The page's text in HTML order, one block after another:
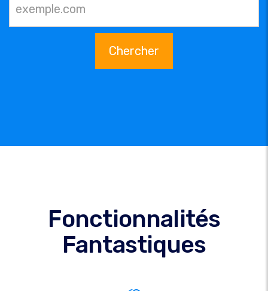
Chercher
Fonctionnalités
Fantastiques